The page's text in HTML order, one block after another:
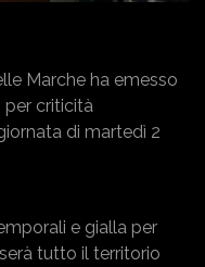
Marche ha emesso
per criticità
di martedì 2
e gialla per
tutto il territorio